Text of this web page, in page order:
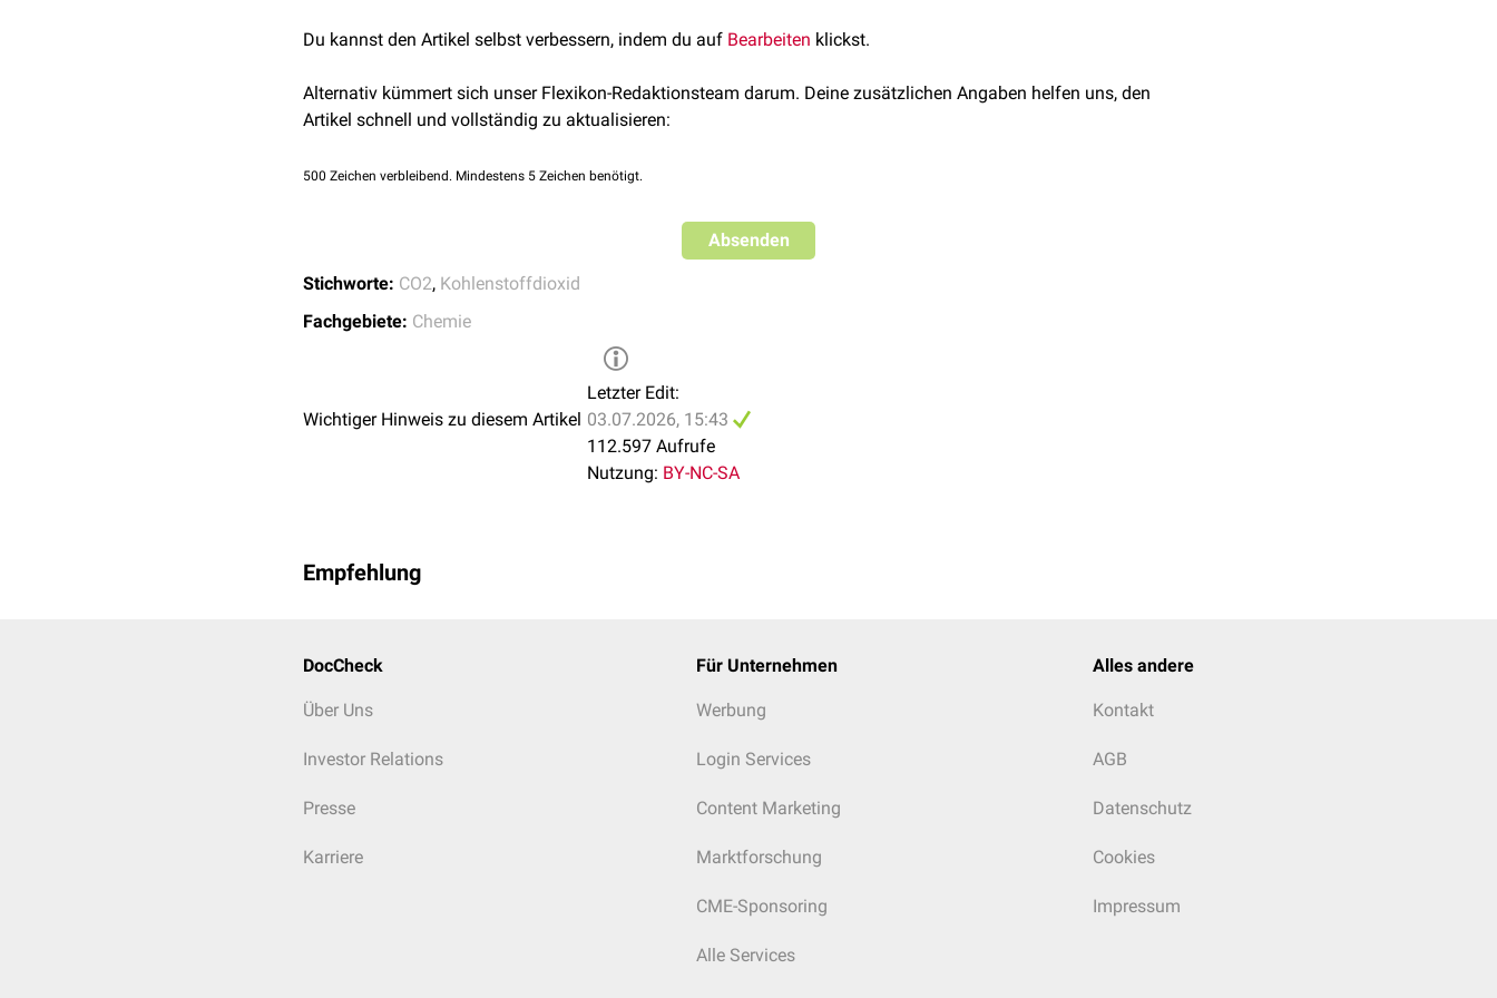
physiologischen Regulation despH-Wertesvon Blut und anderen Körperflüssigkeiten (siehe
siehe auch:Kohlendioxidtransport
Du kannst den Artikel selbst verbessern, indem du auf Bearbeiten klickst.
Alternativ kümmert sich unser Flexikon-Redaktionsteam darum. Deine zusätzlichen Angaben helfen uns, den
Artikel schnell und vollständig zu aktualisieren:
500 Zeichen verbleibend. Mindestens 5 Zeichen benötigt.
Absenden
Stichworte: CO2, Kohlenstoffdioxid
Fachgebiete: Chemie
Wichtiger Hinweis zu diesem Artikel
Letzter Edit:
03.07.2026, 15:43
112.597 Aufrufe
Nutzung: BY-NC-SA
Empfehlung
DocCheck
Über Uns
Investor Relations
Presse
Karriere
Für Unternehmen
Werbung
Login Services
Content Marketing
Marktforschung
CME-Sponsoring
Alle Services
Alles andere
Kontakt
AGB
Datenschutz
Cookies
Impressum